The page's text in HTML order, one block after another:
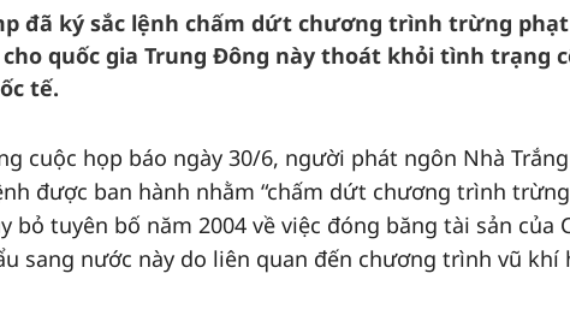
đã ký sắc lệnh chấm dứt chương trình trừng
quốc gia Trung Đông này thoát khỏi tình trạng
tế.
cuộc họp báo ngày 30/6, người phát ngôn Nhà Trắng
được ban hành nhằm “chấm dứt chương trình trừng
bỏ tuyên bố năm 2004 về việc đóng băng tài sản của
sang nước này do liên quan đến chương trình vũ khí